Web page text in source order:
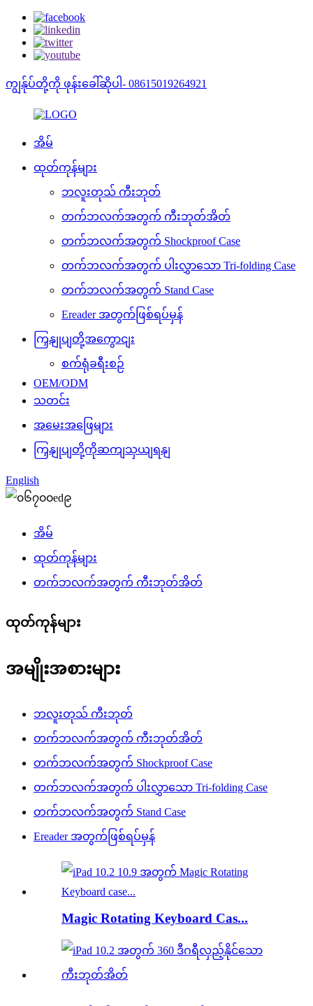
ကျွန်ုပ်တို့ကို ဖုန်းခေါ်ဆိုပါ- 08615019264921
အိမ်
ထုတ်ကုန်များ
ဘလူးတုသ် ကီးဘုတ်
တက်ဘလက်အတွက် ကီးဘုတ်အိတ်
တက်ဘလက်အတွက် Shockproof Case
တက်ဘလက်အတွက် ပါးလွှာသော Tri-folding Case
တက်ဘလက်အတွက် Stand Case
Ereader အတွက်ဖြစ်ရပ်မှန်
ကြှနျုပျတို့အကွောငျး
စက်ရုံခရီးစဉ်
OEM/ODM
သတင်း
အမေးအဖြေများ
ကြှနျုပျတို့ကိုဆကျသှယျရနျ
English
အိမ်
ထုတ်ကုန်များ
တက်ဘလက်အတွက် ကီးဘုတ်အိတ်
ထုတ်ကုန်များ
အမျိုးအစားများ
ဘလူးတုသ် ကီးဘုတ်
တက်ဘလက်အတွက် ကီးဘုတ်အိတ်
တက်ဘလက်အတွက် Shockproof Case
တက်ဘလက်အတွက် ပါးလွှာသော Tri-folding Case
တက်ဘလက်အတွက် Stand Case
Ereader အတွက်ဖြစ်ရပ်မှန်
Magic Rotating Keyboard Cas...